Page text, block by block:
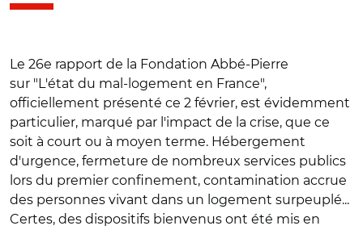
Le 26e rapport de la Fondation Abbé-Pierre
sur "L'état du mal-logement en France",
officiellement présenté ce 2 février, est évidemment
particulier, marqué par l'impact de la crise, que ce
soit à court ou à moyen terme. Hébergement
d'urgence, fermeture de nombreux services publics
lors du premier confinement, contamination accrue
des personnes vivant dans un logement surpeuplé...
Certes, des dispositifs bienvenus ont été mis en